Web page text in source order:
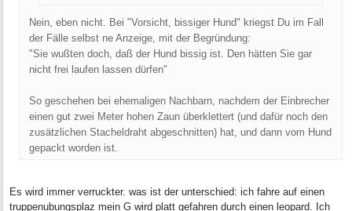
Nein, eben nicht. Bei "Vorsicht, bissiger Hund" kriegst Du im Fall
der Fälle selbst ne Anzeige, mit der Begründung:
"Sie wußten doch, daß der Hund bissig ist. Den hätten Sie gar
nicht frei laufen lassen dürfen"
So geschehen bei ehemaligen Nachbarn, nachdem der Einbrecher
einen gut zwei Meter hohen Zaun überklettert (und dafür noch den
zusätzlichen Stacheldraht abgeschnitten) hat, und dann vom Hund
gepackt worden ist.
Es wird immer verruckter. was ist der unterschied: ich fahre auf einen
truppenubungsplaz mein G wird platt gefahren durch einen leopard. Ich